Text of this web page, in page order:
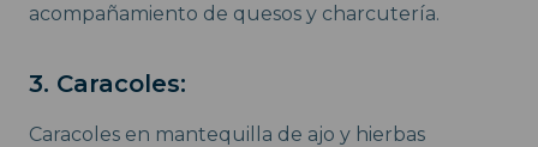
acompañamiento de quesos y charcutería.
3. Caracoles:
Caracoles en mantequilla de ajo y hierbas